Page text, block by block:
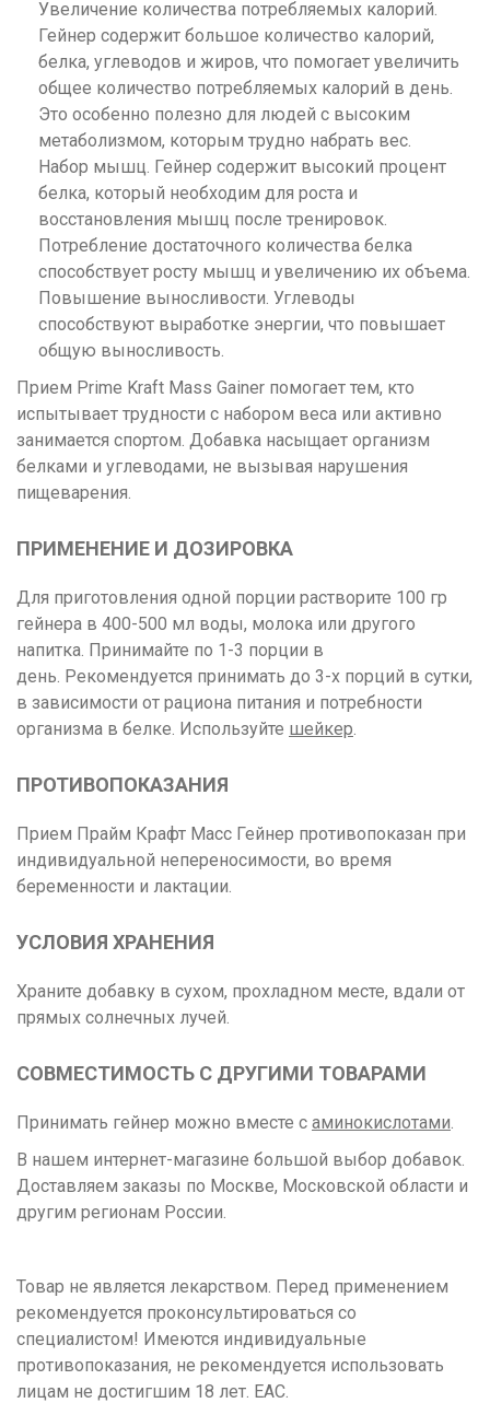
Увеличение количества потребляемых калорий.
Гейнер содержит большое количество калорий,
белка, углеводов и жиров, что помогает увеличить
общее количество потребляемых калорий в день.
Это особенно полезно для людей с высоким
метаболизмом, которым трудно набрать вес.
Набор мышц. Гейнер содержит высокий процент
белка, который необходим для роста и
восстановления мышц после тренировок.
Потребление достаточного количества белка
способствует росту мышц и увеличению их объема.
Повышение выносливости. Углеводы
способствуют выработке энергии, что повышает
общую выносливость.
Прием Prime Kraft Mass Gainer помогает тем, кто
испытывает трудности с набором веса или активно
занимается спортом. Добавка насыщает организм
белками и углеводами, не вызывая нарушения
пищеварения.
ПРИМЕНЕНИЕ И ДОЗИРОВКА
Для приготовления одной порции растворите 100 гр
гейнера в 400-500 мл воды, молока или другого
напитка. Принимайте по 1-3 порции в
день. Рекомендуется принимать до 3-х порций в сутки,
в зависимости от рациона питания и потребности
организма в белке. Используйте шейкер.
ПРОТИВОПОКАЗАНИЯ
Прием Прайм Крафт Масс Гейнер противопоказан при
индивидуальной непереносимости, во время
беременности и лактации.
УСЛОВИЯ ХРАНЕНИЯ
Храните добавку в сухом, прохладном месте, вдали от
прямых солнечных лучей.
СОВМЕСТИМОСТЬ С ДРУГИМИ ТОВАРАМИ
Принимать гейнер можно вместе с аминокислотами.
В нашем интернет-магазине большой выбор добавок.
Доставляем заказы по Москве, Московской области и
другим регионам России.
Товар не является лекарством. Перед применением
рекомендуется проконсультироваться со
специалистом! Имеются индивидуальные
противопоказания, не рекомендуется использовать
лицам не достигшим 18 лет. ЕАС.